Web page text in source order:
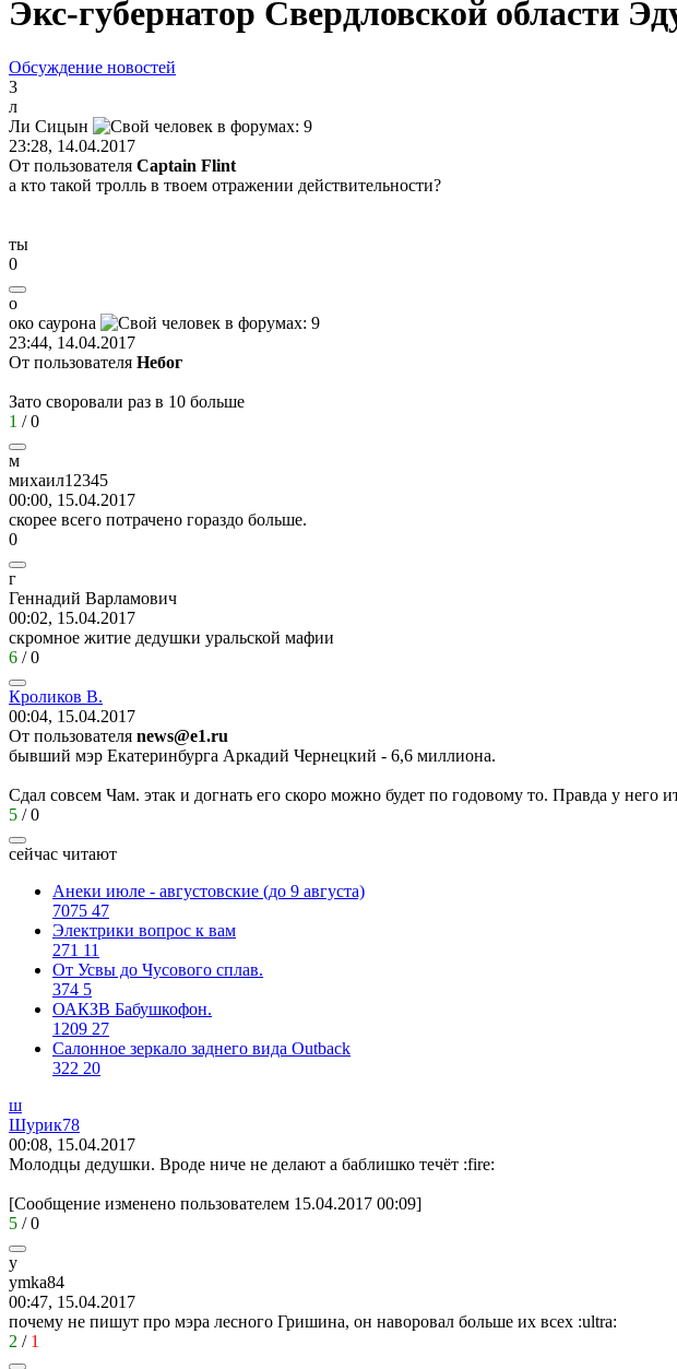
Экс-губернатор Свердловской области
Обсуждение новостей
3
л
Ли Сицын
23:28, 14.04.2017
От пользователя Captain Flint
а кто такой тролль в твоем отражении действительности?
ты
0
о
око саурона
23:44, 14.04.2017
От пользователя Небог
Зато своровали раз в 10 больше
1 /0
м
михаил12345
00:00, 15.04.2017
скорее всего потрачено гораздо больше.
0
г
Геннадий Варламович
00:02, 15.04.2017
скромное житие дедушки уральской мафии
6 /0
Кроликов В.
00:04, 15.04.2017
От пользователя news@e1.ru
бывший мэр Екатеринбурга Аркадий Чернецкий - 6,6 миллиона.
Сдал совсем Чам. этак и догнать его скоро можно будет по годовому то. Правда у него
5 /0
сейчас читают
Анеки июле - августовские (до 9 августа)
7075 47
Электрики вопрос к вам
271 11
От Усвы до Чусового сплав.
374 5
ОАКЗВ Бабушкофон.
1209 27
Салонное зеркало заднего вида Outback
322 20
ш
Шурик78
00:08, 15.04.2017
Молодцы дедушки. Вроде ниче не делают а баблишко течёт :fire:
[Сообщение изменено пользователем 15.04.2017 00:09]
5 /0
y
ymka84
00:47, 15.04.2017
почему не пишут про мэра лесного Гришина, он наворовал больше их всех :ultra:
2 / 1